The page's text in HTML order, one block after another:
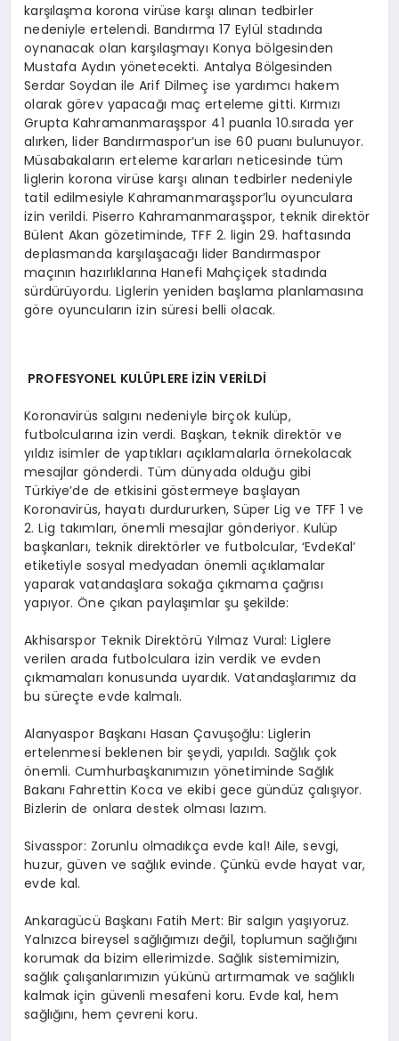
karşılaşma korona virüse karşı alınan tedbirler
nedeniyle ertelendi. Bandırma 17 Eylül stadında
oynanacak olan karşılaşmayı Konya bölgesinden
Mustafa Aydın yönetecekti. Antalya Bölgesinden
Serdar Soydan ile Arif Dilmeç ise yardımcı hakem
olarak görev yapacağı maç erteleme gitti. Kırmızı
Grupta Kahramanmaraşspor 41 puanla 10.sırada yer
alırken, lider Bandırmaspor’un ise 60 puanı bulunuyor.
Müsabakaların erteleme kararları neticesinde tüm
liglerin korona virüse karşı alınan tedbirler nedeniyle
tatil edilmesiyle Kahramanmaraşspor’lu oyunculara
izin verildi. Piserro Kahramanmaraşspor, teknik direktör
Bülent Akan gözetiminde, TFF 2. ligin 29. haftasında
deplasmanda karşılaşacağı lider Bandırmaspor
maçının hazırlıklarına Hanefi Mahçiçek stadında
sürdürüyordu. Liglerin yeniden başlama planlamasına
göre oyuncuların izin süresi belli olacak.
PROFESYONEL KULÜPLERE İZİN VERİLDİ
Koronavirüs salgını nedeniyle birçok kulüp,
futbolcularına izin verdi. Başkan, teknik direktör ve
yıldız isimler de yaptıkları açıklamalarla örnekolacak
mesajlar gönderdi. Tüm dünyada olduğu gibi
Türkiye’de de etkisini göstermeye başlayan
Koronavirüs, hayatı durdururken, Süper Lig ve TFF 1 ve
2. Lig takımları, önemli mesajlar gönderiyor. Kulüp
başkanları, teknik direktörler ve futbolcular, ‘EvdeKal’
etiketiyle sosyal medyadan önemli açıklamalar
yaparak vatandaşlara sokağa çıkmama çağrısı
yapıyor. Öne çıkan paylaşımlar şu şekilde:
Akhisarspor Teknik Direktörü Yılmaz Vural: Liglere
verilen arada futbolculara izin verdik ve evden
çıkmamaları konusunda uyardık. Vatandaşlarımız da
bu süreçte evde kalmalı.
Alanyaspor Başkanı Hasan Çavuşoğlu: Liglerin
ertelenmesi beklenen bir şeydi, yapıldı. Sağlık çok
önemli. Cumhurbaşkanımızın yönetiminde Sağlık
Bakanı Fahrettin Koca ve ekibi gece gündüz çalışıyor.
Bizlerin de onlara destek olması lazım.
Sivasspor: Zorunlu olmadıkça evde kal! Aile, sevgi,
huzur, güven ve sağlık evinde. Çünkü evde hayat var,
evde kal.
Ankaragücü Başkanı Fatih Mert: Bir salgın yaşıyoruz.
Yalnızca bireysel sağlığımızı değil, toplumun sağlığını
korumak da bizim ellerimizde. Sağlık sistemimizin,
sağlık çalışanlarımızın yükünü artırmamak ve sağlıklı
kalmak için güvenli mesafeni koru. Evde kal, hem
sağlığını, hem çevreni koru.